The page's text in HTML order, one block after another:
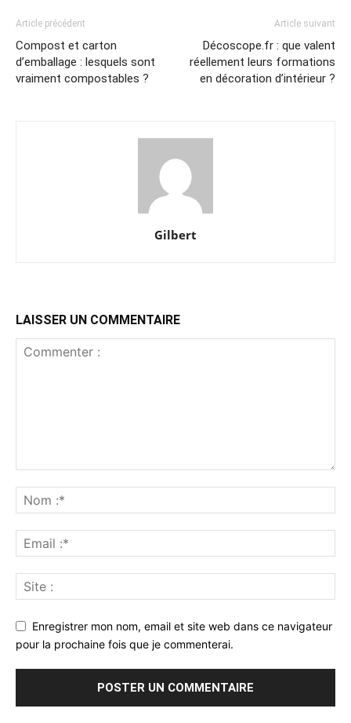
Article précédent
Compost et carton
d’emballage : lesquels sont
vraiment compostables ?
Article suivant
Décoscope.fr : que valent
réellement leurs formations
en décoration d’intérieur ?
Gilbert
LAISSER UN COMMENTAIRE
Enregistrer mon nom, email et site web dans ce navigateur
pour la prochaine fois que je commenterai.